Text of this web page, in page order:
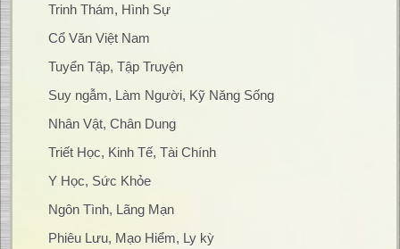
Trinh Thám, Hình Sự
Cổ Văn Việt Nam
Tuyển Tập, Tập Truyện
Suy ngẫm, Làm Người, Kỹ Năng Sống
Nhân Vật, Chân Dung
Triết Học, Kinh Tế, Tài Chính
Y Học, Sức Khỏe
Ngôn Tình, Lãng Mạn
Phiêu Lưu, Mạo Hiểm, Ly kỳ